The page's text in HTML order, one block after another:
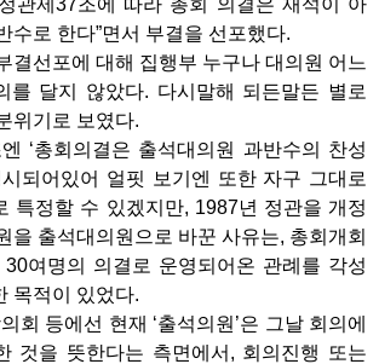
관제37조에 따라 총회 의결은 재석이 아
수로 한다”면서 부결을 선포했다.
결선포에 대해 집행부 누구나 대의원 어느
를 달지 않았다. 다시말해 되든말든 별로
위기로 보였다.
‘총회의결은 출석대의원 과반수의 찬성
시되어있어 얼핏 보기엔 또한 자구 그대로
특정할 수 있겠지만, 1987년 정관을 개정
을 출석대의원으로 바꾼 사유는, 총회개회
여명의 의결로 운영되어온 관례를 각성
목적이 있었다.
회 등에선 현재 ‘출석의원’은 그날 회의에
것을 뜻한다는 측면에서, 회의진행 또는